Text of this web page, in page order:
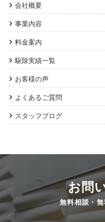
会社概要
事業内容
料金案内
駆除実績一覧
お客様の声
よくあるご質問
スタッフブログ
お問
無料相談・